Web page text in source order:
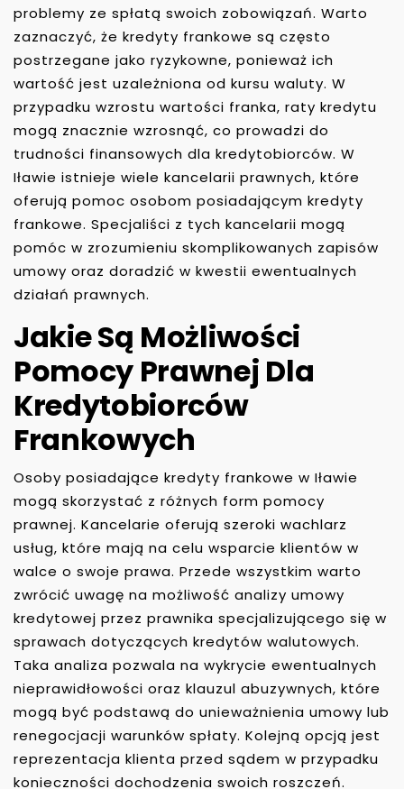
problemy ze spłatą swoich zobowiązań. Warto
zaznaczyć, że kredyty frankowe są często
postrzegane jako ryzykowne, ponieważ ich
wartość jest uzależniona od kursu waluty. W
przypadku wzrostu wartości franka, raty kredytu
mogą znacznie wzrosnąć, co prowadzi do
trudności finansowych dla kredytobiorców. W
Iławie istnieje wiele kancelarii prawnych, które
oferują pomoc osobom posiadającym kredyty
frankowe. Specjaliści z tych kancelarii mogą
pomóc w zrozumieniu skomplikowanych zapisów
umowy oraz doradzić w kwestii ewentualnych
działań prawnych.
Jakie Są Możliwości
Pomocy Prawnej Dla
Kredytobiorców
Frankowych
Osoby posiadające kredyty frankowe w Iławie
mogą skorzystać z różnych form pomocy
prawnej. Kancelarie oferują szeroki wachlarz
usług, które mają na celu wsparcie klientów w
walce o swoje prawa. Przede wszystkim warto
zwrócić uwagę na możliwość analizy umowy
kredytowej przez prawnika specjalizującego się w
sprawach dotyczących kredytów walutowych.
Taka analiza pozwala na wykrycie ewentualnych
nieprawidłowości oraz klauzul abuzywnych, które
mogą być podstawą do unieważnienia umowy lub
renegocjacji warunków spłaty. Kolejną opcją jest
reprezentacja klienta przed sądem w przypadku
konieczności dochodzenia swoich roszczeń.